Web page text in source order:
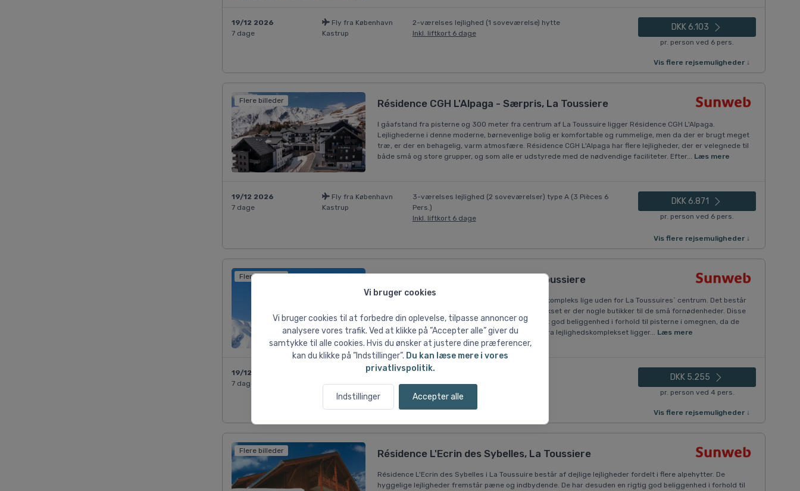
Vi bruger cookies
Vi bruger cookies til at forbedre din oplevelse, tilpasse annoncer og
analysere vores trafik. Ved at klikke på ”Accepter alle” giver du
samtykke til alle cookies. Hvis du ønsker at justere dine præferencer,
kan du klikke på ”Indstillinger”. Du kan læse mere i vores
privatlivspolitik.
Indstillinger Accepter alle
19/12 2026
7 dage
Fly fra København
Kastrup
2-værelses lejlighed (1 soveværelse) hytte
Inkl. liftkort 6 dage
DKK 6.103
pr. person ved 6 pers.
Vis flere rejsemuligheder ↓
Flere billeder Résidence CGH L'Alpaga - Særpris, La Toussiere
I gåafstand fra pisterne og 300 meter fra centrum af La Toussuire ligger Résidence CGH L'Alpaga.
Lejlighederne i denne moderne, børnevenlige bolig er komfortable og rummelige, men da der er brugt meget
træ, er der en behagelig, varm atmosfære. Résidence CGH L'Alpaga har flere lejligheder, der er velegnede til
både små og store grupper, og som alle er udstyrede med de nødvendige faciliteter. Efter... Læs mere
19/12 2026
7 dage
Fly fra København
Kastrup
3-værelses lejlighed (2 soveværelser) type A (3 Pièces 6
Pers.)
Inkl. liftkort 6 dage
DKK 6.871
pr. person ved 6 pers.
Vis flere rejsemuligheder ↓
Flere billeder Résidence Les Chalets Goélia, La Toussiere
Résidence Les Chalets Goélia er et meget smukt kompleks lige uden for La Toussuires´ centrum. Det består
af et par træ-alpehytter med lejligheder. I komplekset er der nogle butikker til de små fornødenheder. Disse
pæne og velplejede lejligheder byder på en meget god beliggenhed i forhold til pisterne i omegnen, da de
allesammen ligger i kanten af disse. Et stenkast fra lejlighedskomplekset ligger... Læs mere
19/12 2026
7 dage
Fly fra København
Kastrup
2-værelses lejlighed (1 soveværelse)
Inkl. liftkort 6 dage
DKK 5.255
pr. person ved 4 pers.
Vis flere rejsemuligheder ↓
Flere billeder Résidence L'Ecrin des Sybelles, La Toussiere
Résidence L'Ecrin des Sybelles i La Toussuire består af dejlige lejligheder fordelt i flere alpehytter. De
hyggelige lejligheder fremstår pæne og indbydende. De har desuden en rigtig god beliggenhed i forhold til